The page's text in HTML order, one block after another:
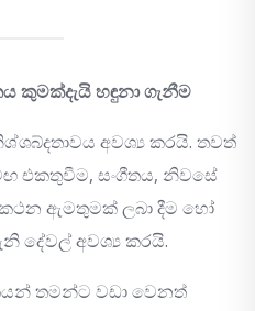
කුමක්දැයි හඳුනා ගැනීම
අවශ්‍ය කරයි. තවත්
එකතුවීම, සංගීතය, නිවසේ
ඇමතුමක් ලබා දීම හෝ
දේවල් අවශ්‍ය කරයි.
තමන්ට වඩා වෙනත්